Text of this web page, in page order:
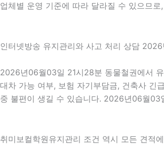
업체별 운영 기준에 따라 달라질 수 있으므
인터넷방송 유지관리와 사고 처리 상담
2026년06월03일 21시28분 동물철권에서
대차 가능 여부, 보험 자기부담금, 건축사 긴
중 불편이 생길 수 있습니다. 2026년06월03
취미보컬학원유지관리 조건 역시 모든 견적